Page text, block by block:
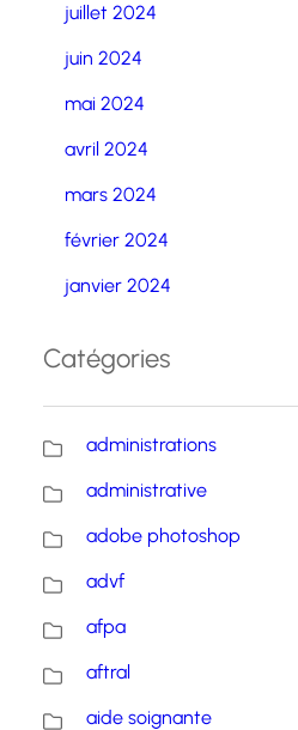
juillet 2024
juin 2024
mai 2024
avril 2024
mars 2024
février 2024
janvier 2024
Catégories
administrations
administrative
adobe photoshop
advf
afpa
aftral
aide soignante